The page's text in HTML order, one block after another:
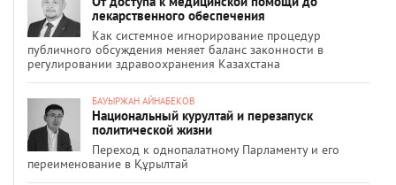
лекарственного обеспечения
Как системное игнорирование процедур
публичного обсуждения меняет баланс законности в
регулировании здравоохранения Казахстана
БАУЫРЖАН АЙНАБЕКОВ
Национальный курултай и перезапуск
политической жизни
Переход к однопалатному Парламенту и его
переименование в Құрылтай